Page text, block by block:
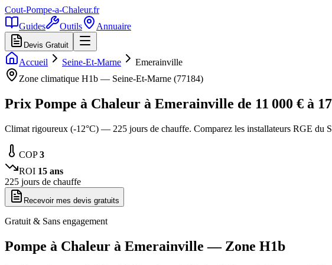
Cout-Pompe-a-Chaleur.fr
Guides
Outils Annuaire
Devis Gratuit
Accueil Seine-Et-Marne
Emerainville
Zone climatique H1b — Seine-Et-Marne (77184)
Prix Pompe à Chaleur à Emerainville de 11 000 € à
Climat rigoureux (-12°C) — 225 jours de chauffe. Comparez les installateurs RGE du
COP3
ROI 15 ans
225 jours de chauffe
Recevoir mes devis gratuits
Gratuit & Sans engagement
Pompe à Chaleur à Emerainville — Zone H1b